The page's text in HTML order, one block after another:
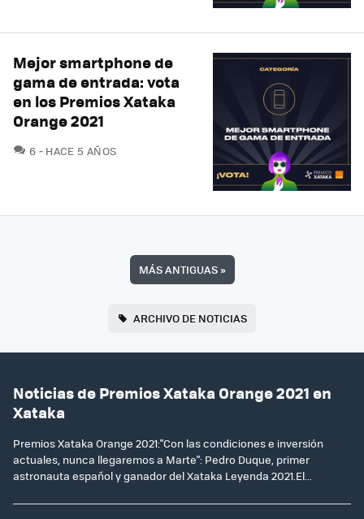
Mejor smartphone de
gama de entrada: vota
en los Premios Xataka
Orange 2021
6 COMENTARIOS
HACE 5 AÑOS
MÁS ANTIGUAS»
ARCHIVO DE NOTICIAS
Noticias de Premios Xataka Orange 2021 en
Xataka
Premios Xataka Orange 2021:"Con las condiciones e inversión
actuales, nunca llegaremos a Marte": Pedro Duque, primer
astronauta español y ganador del Xataka Leyenda 2021.El...